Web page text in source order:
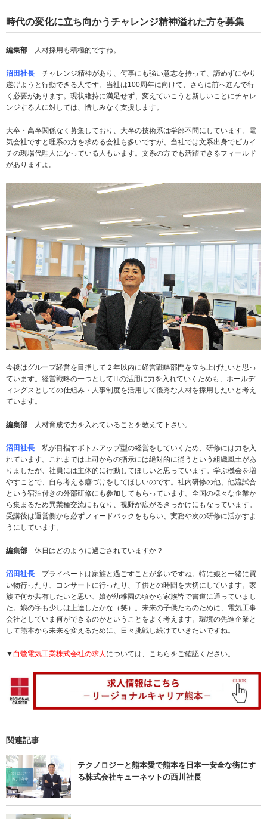
時代の変化に立ち向かうチャレンジ精神溢れた方を募集
編集部 人材採用も積極的ですね。
沼田社長 チャレンジ精神があり、何事にも強い意志を持って、諦めずにやり
遂げようと行動できる人です。当社は100周年に向けて、さらに前へ進んで行
く必要があります。現状維持に満足せず、変えていこうと新しいことにチャレ
ンジする人に対しては、惜しみなく支援します。
大卒・高卒関係なく募集しており、大卒の技術系は学部不問にしています。電
気会社ですと理系の方を求める会社も多いですが、当社では文系出身でピカイ
チの現場代理人になっている人もいます。文系の方でも活躍できるフィールド
がありますよ。
今後はグループ経営を目指して２年以内に経営戦略部門を立ち上げたいと思っ
ています。経営戦略の一つとしてITの活用に力を入れていくためも、ホールデ
ィングスとしての仕組み・人事制度を活用して優秀な人材を採用したいと考え
ています。
編集部 人材育成で力を入れていることを教えて下さい。
沼田社長
私が目指すボトムアップ型の経営をしていくため、研修には力を入
れています。これまでは上司からの指示には絶対的に従うという組織風土があ
りましたが、社員には主体的に行動してほしいと思っています。学ぶ機会を増
やすことで、自ら考える癖づけをしてほしいのです。社内研修の他、他流試合
という宿泊付きの外部研修にも参加してもらっています。全国の様々な企業か
ら集まるため異業種交流にもなり、視野が広がるきっかけにもなっています。
受講後は運営側から必ずフィードバックをもらい、実務や次の研修に活かすよ
うにしています。
編集部 休日はどのように過ごされていますか？
沼田社長
プライベートは家族と過ごすことが多いですね。特に娘と一緒に買
い物行ったり、コンサートに行ったり、子供との時間を大切にしています。家
族で何か共有したいと思い、娘が幼稚園の頃から家族皆で書道に通っていまし
た。娘の字も少しは上達したかな（笑）。未来の子供たちのために、電気工事
会社としていま何ができるのかということをよく考えます。環境の先進企業と
して熊本から未来を変えるために、日々挑戦し続けていきたいですね。
▼白鷺電気工業株式会社の求人 については、こちらをご確認ください。
関連記事
テクノロジーと熊本愛で熊本を日本一安全な街にす
る株式会社キューネットの西川社長